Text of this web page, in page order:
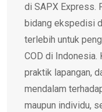
di SAPX Express.
bidang ekspedisi
terlebih untuk
COD di
praktik lapangan,
mendalam
maupun individu,